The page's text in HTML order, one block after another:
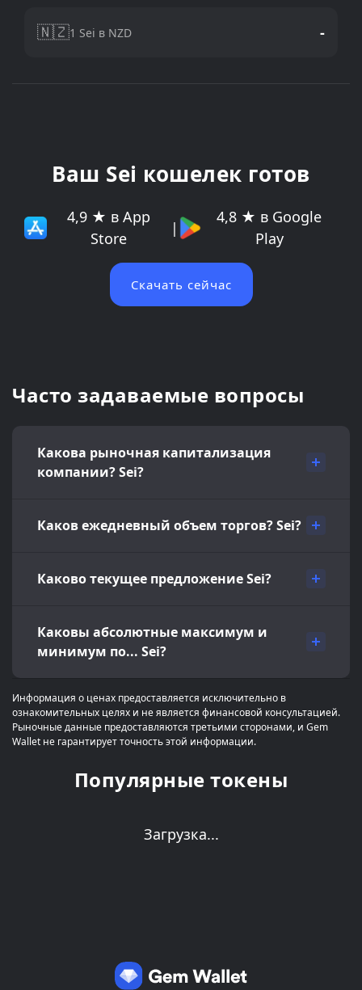
🇳🇿1 Sei в NZD -
Ваш Sei кошелек готов
4,9 ★ в App
Store
|
4,8 ★ в Google
Play
Скачать сейчас
Часто задаваемые вопросы
Какова рыночная капитализация
компании? Sei?
Каков ежедневный объем торгов? Sei?
Каково текущее предложение Sei?
Каковы абсолютные максимум и
минимум по... Sei?
Информация о ценах предоставляется исключительно в
ознакомительных целях и не является финансовой консультацией.
Рыночные данные предоставляются третьими сторонами, и Gem
Wallet не гарантирует точность этой информации.
Популярные токены
Загрузка...